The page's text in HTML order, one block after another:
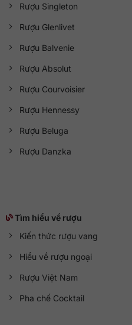
Rượu Singleton
Rượu Glenlivet
Rượu Balvenie
Rượu Absolut
Rượu Courvoisier
Rượu Hennessy
Rượu Beluga
Rượu Danzka
Tìm hiểu về rượu
Kiến thức rượu vang
Hiểu về rượu ngoại
Rượu Việt Nam
Pha chế Cocktail